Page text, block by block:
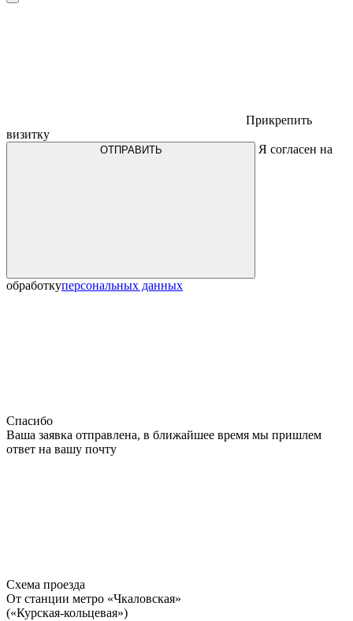
Прикрепить
визитку
ОТПРАВИТЬ Я согласен на
обработкуперсональных данных
Спасибо
Ваша заявка отправлена, в ближайшее время мы пришлем
ответ на вашу почту
Схема проезда
От станции метро «Чкаловская»
(«Курская-кольцевая»)